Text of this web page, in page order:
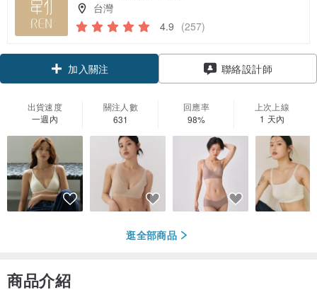
台灣
4.9 (257)
加入關注 聯絡設計師
出貨速度
一週內
關注人數
631
回應率
98%
上次上線
1 天內
逛全部商品
商品介紹